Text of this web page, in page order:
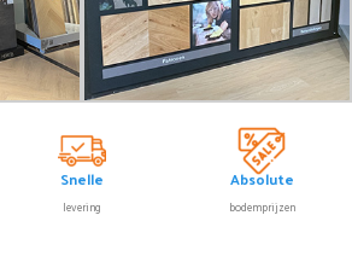
Snelle
levering
Absolute
bodemprijzen